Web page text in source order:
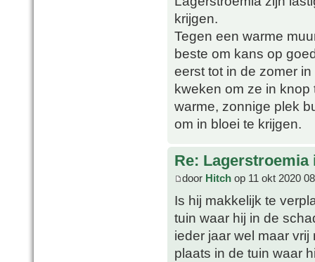
krijgen.
Tegen een warme
beste om kans op
eerst tot in de zomer
kweken om ze in
warme, zonnige plek
om in bloei te krijgen.
Re:
door Hitch op 11 okt 2020
Is hij makkelijk te
tuin waar hij in de
ieder jaar wel maar
plaats in de tuin waar